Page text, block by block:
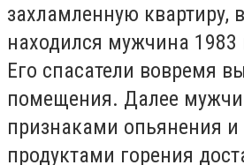
захламленную квартиру,
находился мужчина
Его спасатели вовремя
помещения. Далее
признаками опьянения и
продуктами горения